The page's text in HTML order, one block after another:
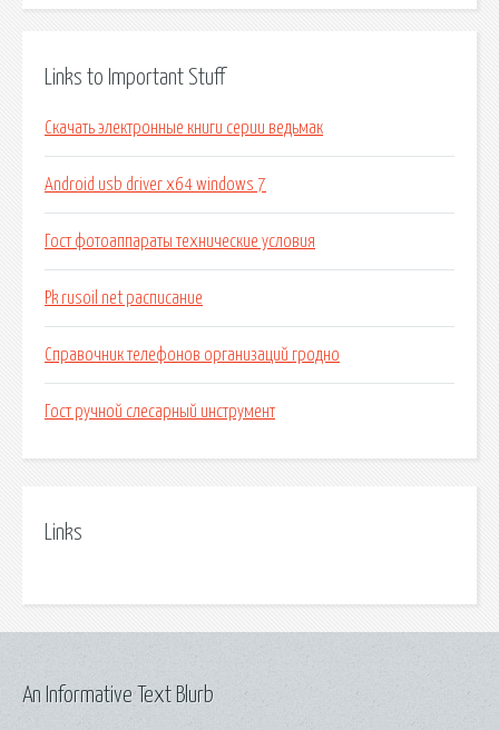
Links to Important Stuff
Скачать электронные книги серии ведьмак
Android usb driver x64 windows 7
Гост фотоаппараты технические условия
Pk rusoil net расписание
Справочник телефонов организаций гродно
Гост ручной слесарный инструмент
Links
An Informative Text Blurb